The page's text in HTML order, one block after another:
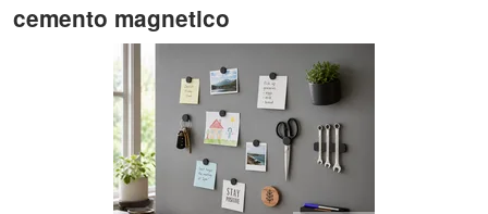
cemento magnetico